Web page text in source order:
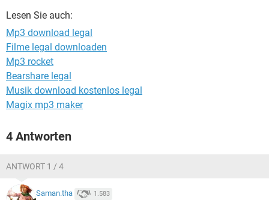
Lesen Sie auch:
Mp3 download legal
Filme legal downloaden
Mp3 rocket
Bearshare legal
Musik download kostenlos legal
Magix mp3 maker
4 Antworten
ANTWORT 1 / 4
Saman.tha 1.583